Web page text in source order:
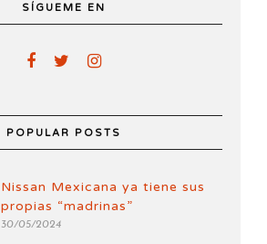
SÍGUEME EN
POPULAR POSTS
Nissan Mexicana ya tiene sus
propias “madrinas”
30/05/2024